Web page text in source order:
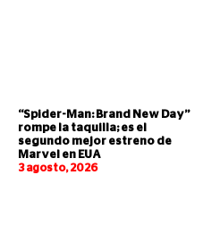
“Spider-Man: Brand New Day”
rompe la taquilla; es el
segundo mejor estreno de
Marvel en EUA
3 agosto, 2026